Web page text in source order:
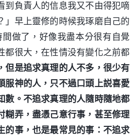
到負責人的信息我又不由得犯嘀
」早上靈修的時候我琢磨自己的
做了，好像我盡本分很有自覺
都很大，在性情没有變化之前都
但是追求真理的人不多，很少有
服神的人，只不過口頭上説喜愛
數。不追求真理的人隨時隨地都
糊弄，盡憑己意行事，甚至修理
的事，也是最常見的事：不追求